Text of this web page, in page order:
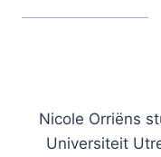
Nicole Orriëns
Universiteit